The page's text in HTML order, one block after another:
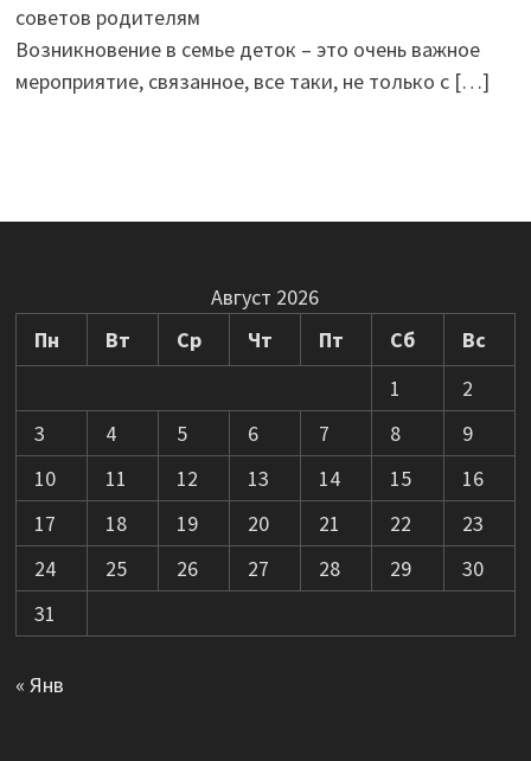
советов родителям
Возникновение в семье деток – это очень важное
мероприятие, связанное, все таки, не только с […]
Август 2026
Пн
Вт Ср Чт Пт Сб
Вс
1
2
3
4 5 6 7 8
9
10
11 12 13 14 15
16
17
18 19 20 21 22
23
24
25 26 27 28 29
30
31
« Янв